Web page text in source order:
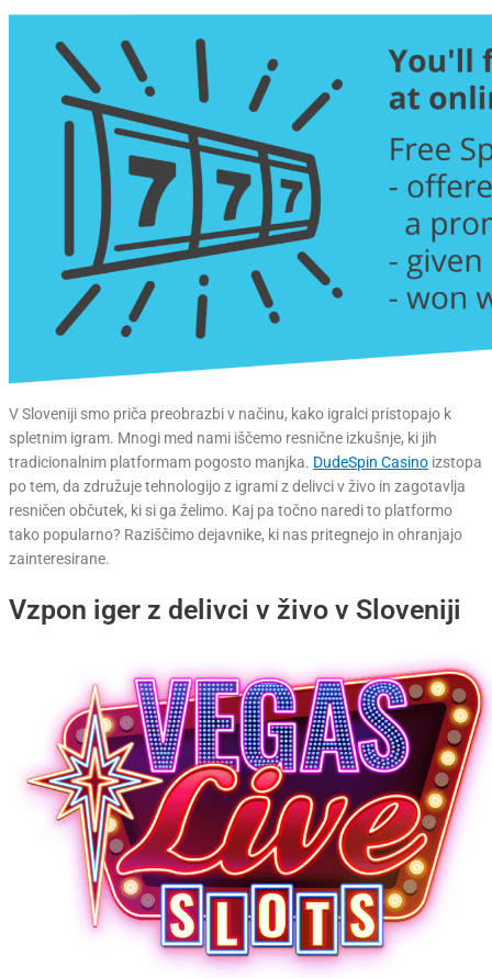
V Sloveniji smo priča preobrazbi v načinu, kako igralci pristopajo k
spletnim igram. Mnogi med nami iščemo resnične izkušnje, ki jih
tradicionalnim platformam pogosto manjka. DudeSpin Casino izstopa
po tem, da združuje tehnologijo z igrami z delivci v živo in zagotavlja
resničen občutek, ki si ga želimo. Kaj pa točno naredi to platformo
tako popularno? Raziščimo dejavnike, ki nas pritegnejo in ohranjajo
zainteresirane.
Vzpon iger z delivci v živo v Sloveniji